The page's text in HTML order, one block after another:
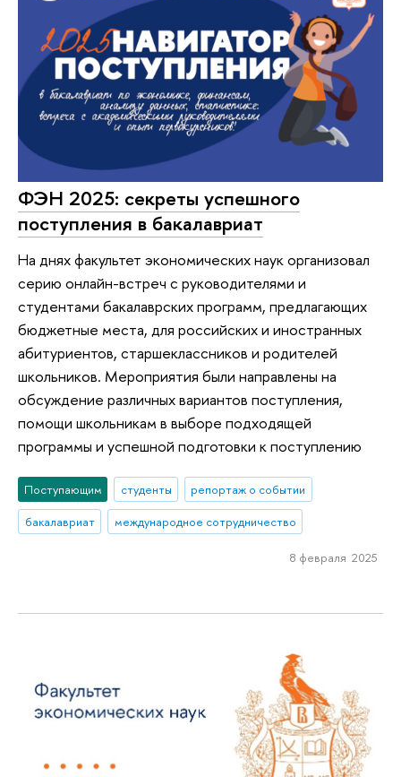
ФЭН 2025: секреты успешного
поступления в бакалавриат
На днях факультет экономических наук организовал
серию онлайн-встреч с руководителями и
студентами бакалаврских программ, предлагающих
бюджетные места, для российских и иностранных
абитуриентов, старшеклассников и родителей
школьников. Мероприятия были направлены на
обсуждение различных вариантов поступления,
помощи школьникам в выборе подходящей
программы и успешной подготовки к поступлению
Поступающим студенты
репортаж о событии
бакалавриат
международное сотрудничество
8 февраля 2025